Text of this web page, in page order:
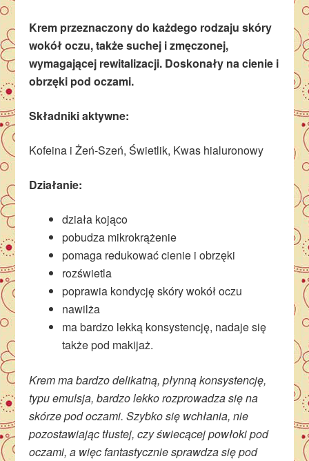
Krem przeznaczony do każdego rodzaju skóry
wokół oczu, także suchej i zmęczonej,
wymagającej rewitalizacji. Doskonały na cienie i
obrzęki pod oczami.
Składniki aktywne:
Kofeina i Żeń-Szeń, Świetlik, Kwas hialuronowy
Działanie:
działa kojąco
pobudza mikrokrążenie
pomaga redukować cienie i obrzęki
rozświetla
poprawia kondycję skóry wokół oczu
nawilża
ma bardzo lekką konsystencję, nadaje się
także pod makijaż.
Krem ma bardzo delikatną, płynną konsystencję,
typu emulsja, bardzo lekko rozprowadza się na
skórze pod oczami. Szybko się wchłania, nie
pozostawiając tłustej, czy świecącej powłoki pod
oczami, a więc fantastycznie sprawdza się pod